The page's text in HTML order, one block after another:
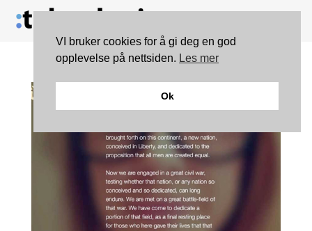
VI bruker cookies for å gi deg en god
opplevelse på nettsiden. Les mer
Ok